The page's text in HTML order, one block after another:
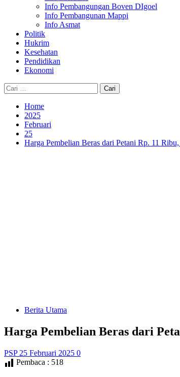
Info Pembangungan Boven DIgoel
Info Pembangunan Mappi
Info Asmat
Politik
Hukrim
Kesehatan
Pendidikan
Ekonomi
Cari
untuk:
Home
2025
Februari
25
Harga Pembelian Beras dari Petani Rp. 11
Berita Utama
Harga Pembelian Beras dari
PSP 25 Februari 2025 0
Pembaca : 518